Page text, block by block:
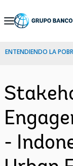
Skip
Navigation
ENTENDIENDO LA
-